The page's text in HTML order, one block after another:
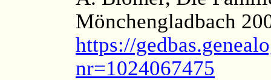
Mönchengladbach
https://
nr=1024067475